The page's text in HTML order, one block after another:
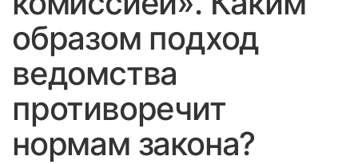
образом подход
ведомства
противоречит
нормам закона?